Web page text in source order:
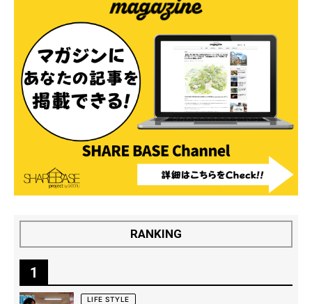
RANKING
1
LIFE STYLE